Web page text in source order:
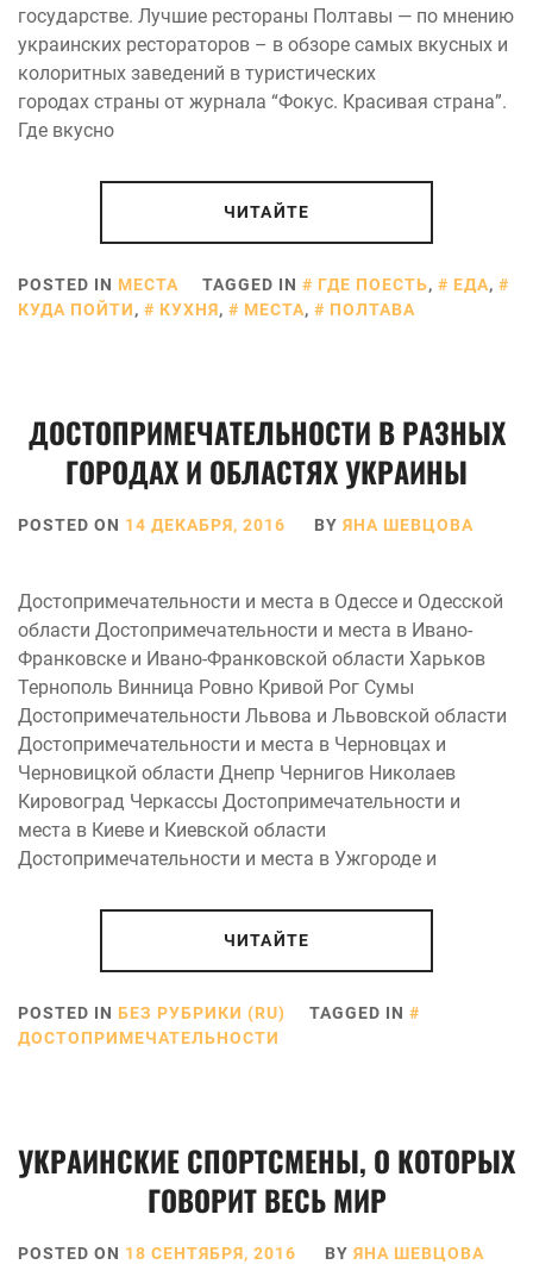
государстве. Лучшие рестораны Полтавы — по мнению
украинских рестораторов – в обзоре самых вкусных и
колоритных заведений в туристических
городах страны от журнала “Фокус. Красивая страна”.
Где вкусно
ЧИТАЙТЕ
POSTED IN МЕСТА TAGGED IN ГДЕ ПОЕСТЬ, ЕДА,
КУДА ПОЙТИ, КУХНЯ, МЕСТА, ПОЛТАВА
ДОСТОПРИМЕЧАТЕЛЬНОСТИ В РАЗНЫХ
ГОРОДАХ И ОБЛАСТЯХ УКРАИНЫ
POSTED ON 14 ДЕКАБРЯ, 2016 BY ЯНА ШЕВЦОВА
Достопримечательности и места в Одессе и Одесской
области Достопримечательности и места в Ивано-
Франковске и Ивано-Франковской области Харьков
Тернополь Винница Ровно Кривой Рог Сумы
Достопримечательности Львова и Львовской области
Достопримечательности и места в Черновцах и
Черновицкой области Днепр Чернигов Николаев
Кировоград Черкассы Достопримечательности и
места в Киеве и Киевской области
Достопримечательности и места в Ужгороде и
ЧИТАЙТЕ
POSTED IN БЕЗ РУБРИКИ (RU)
TAGGED IN
ДОСТОПРИМЕЧАТЕЛЬНОСТИ
УКРАИНСКИЕ СПОРТСМЕНЫ, О КОТОРЫХ
ГОВОРИТ ВЕСЬ МИР
POSTED ON 18 СЕНТЯБРЯ, 2016 BY ЯНА ШЕВЦОВА